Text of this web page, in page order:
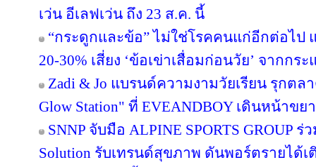
เว่น อีเลฟเว่น ถึง 23 ส.ค. นี้
“กระดูกและข้อ” ไม่ใช่โรคคนแก่อีกต่อไป
20-30% เสี่ยง ‘ข้อเข่าเสื่อมก่อนวัย’ จากกร
Zadi & Jo แบรนด์ความงามวัยเรียน รุกตลา
Glow Station" ที่ EVEANDBOY เดินหน้าข
SNNP จับมือ ALPINE SPORTS GROUP
Solution รับเทรนด์สุขภาพ ดันพอร์ตรายได้เ